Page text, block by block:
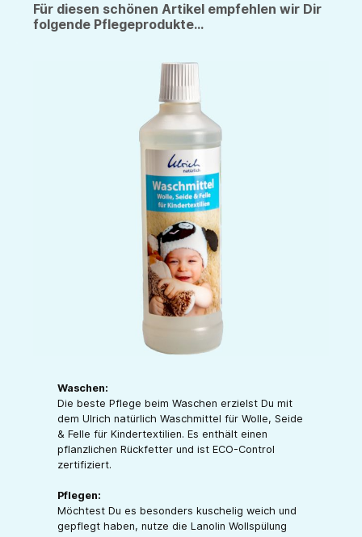
Für diesen schönen Artikel empfehlen wir Dir
folgende Pflegeprodukte...
Waschen:
Die beste Pflege beim Waschen erzielst Du mit
dem Ulrich natürlich Waschmittel für Wolle, Seide
& Felle für Kindertextilien. Es enthält einen
pflanzlichen Rückfetter und ist ECO-Control
zertifiziert.
Pflegen:
Möchtest Du es besonders kuschelig weich und
gepflegt haben, nutze die Lanolin Wollspülung